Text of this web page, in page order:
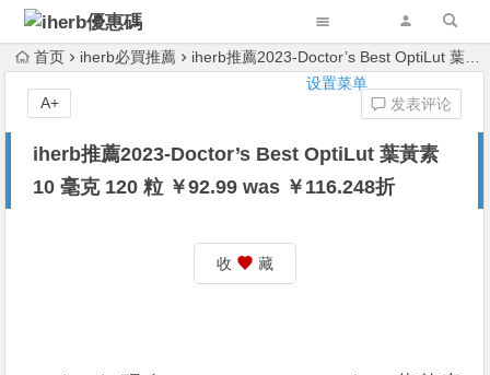
设置菜单
首页 iherb必買推薦 iherb推薦2023-Doctor’s Best OptiLut 葉黃素 10 毫克 120 粒 ￥92.99 was ￥116.248折
iherb推薦2023-Doctor’s Best OptiLut 葉黃素
10 毫克 120 粒 ￥92.99 was ￥116.248折
发表评论
A+
收 藏